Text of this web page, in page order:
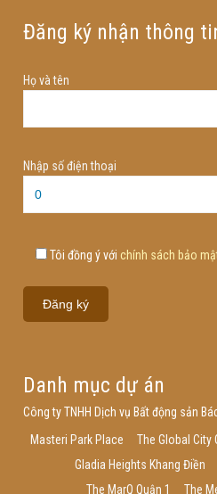
Đăng ký nhận thông
Họ và tên
Nhập số điện thoại
Tôi đồng ý với chính sách bảo
Danh mục dự án
Công ty TNHH Dịch vụ Bất động sản
Masteri Park Place
The Global City
Gladia Heights Khang Điền
The MarQ Quận 1
The